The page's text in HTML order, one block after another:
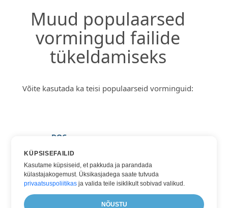
Muud populaarsed
vormingud failide
tükeldamiseks
Võite kasutada ka teisi populaarseid vorminguid:
DOC
DOCX
PDF
TXT
KÜPSISEFAILID
Kasutame küpsiseid, et pakkuda ja parandada
külastajakogemust. Üksikasjadega saate tutvuda
privaatsuspoliitikas ja valida teile isiklikult sobivad valikud.
NÕUSTU